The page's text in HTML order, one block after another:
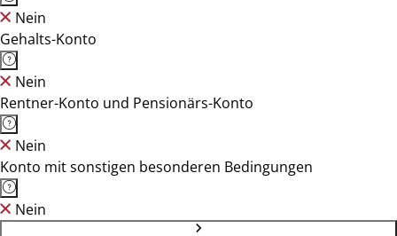
Nein
Gehalts-Konto
Nein
Rentner-Konto und Pensionärs-Konto
Nein
Konto mit sonstigen besonderen Bedingungen
Nein